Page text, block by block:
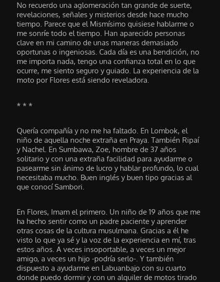
No recuerdo una aglomeración tan grande de suerte,
revelaciones, señales y misterios desde hace mucho
tiempo. Parece que el Mismísimo quisiese hablarme o
me sonríe todo el tiempo. Han aparecido personas
clave en mi camino de unas maneras demasiado
oportunas o ingeniosas. Cada día es una bendición, no
me importa nada, tengo una confianza total en lo que
ocurre, me siento seguro y guiado. La experiencia de la
moto por Flores está siendo reveladora.
* * *
Quería compañía y no me ha faltado. En Lombok, el
niño de aquella noche extraña en Praya. También Ripaí
y Nachel. En Sumbawa, Zoe, hombre de 37 años
solitario y con una extraña facilidad para ayudarme o
pasearme sin ánimo de lucro y hablar profundo, lo cual
necesitaba mucho. Buen inglés y buen tipo gracias al
que conocí Sambori.
En Flores, Imam el primero. Un niño de 19 años que me
ha hecho sentir como un padre paciente y aprender
otras cosas de la cultura musulmana. Gracias a él he
visto lo que ya sé y la voz de la experiencia en mí, tras
estos años. A veces insoportable, a veces un mejor
amigo, a veces un hijo -podría serlo-. Y también
dispuesto a ayudarme en Labuanbajo con su cuarto
donde puedo dormir y con un alquiler de motos tirado